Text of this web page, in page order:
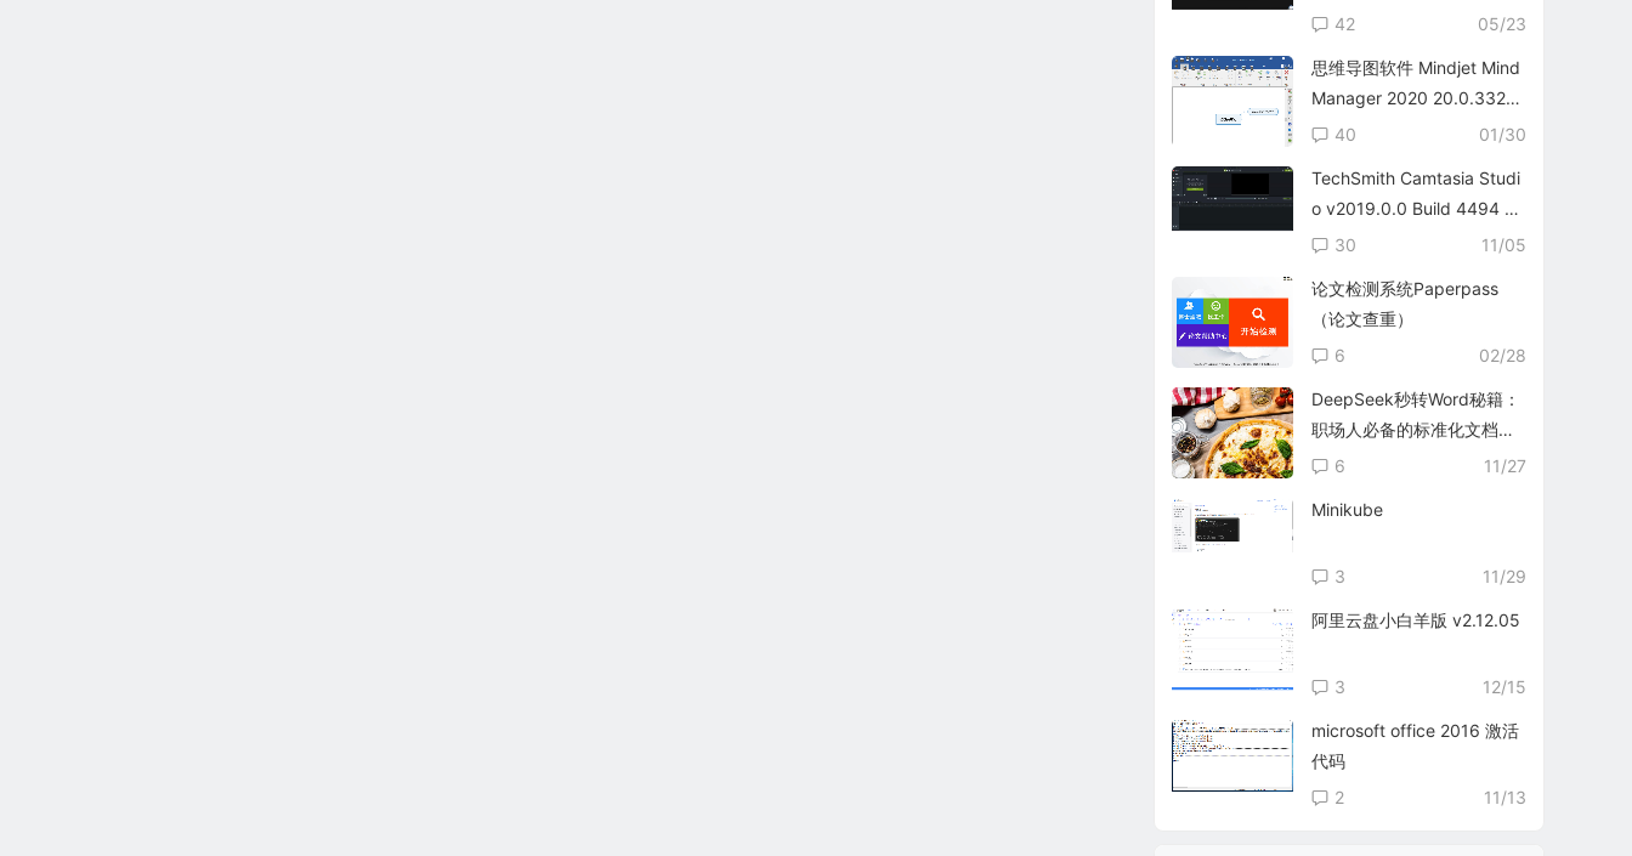
05/23
42
思维导图软件 Mindjet Mind
Manager 2020 20.0.332
中文免费版
01/30
40
TechSmith Camtasia Studi
o v2019.0.0 Build 4494 英
文免费版
11/05
30
论文检测系统Paperpass
（论文查重）
02/28
6
DeepSeek秒转Word秘籍：
职场人必备的标准化文档生
成指南
11/27
6
Minikube
11/29
3
阿里云盘小白羊版 v2.12.05
12/15
3
microsoft office 2016 激活
代码
11/13
2